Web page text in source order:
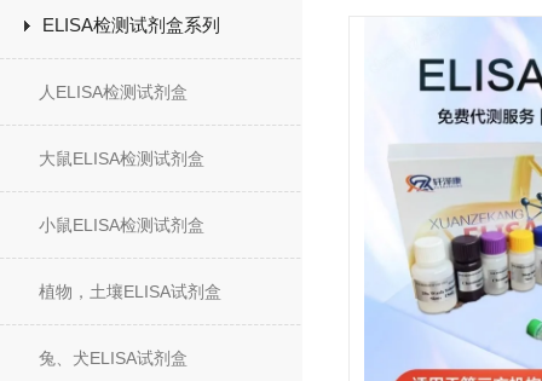
ELISA检测试剂盒系列
人ELISA检测试剂盒
大鼠ELISA检测试剂盒
小鼠ELISA检测试剂盒
植物，土壤ELISA试剂盒
兔、犬ELISA试剂盒